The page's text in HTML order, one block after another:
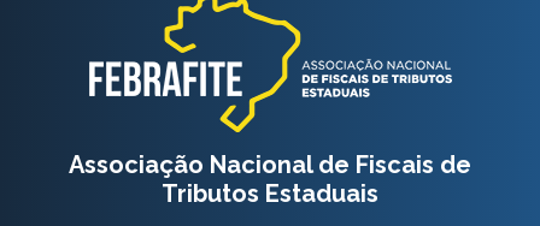
Associação Nacional de Fiscais de
Tributos Estaduais